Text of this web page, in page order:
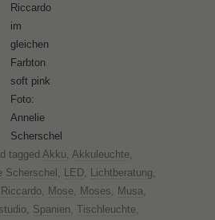
Riccardo
im
gleichen
Farbton
soft pink
Foto:
Annelie
Scherschel
tagged Akku Akkuleuchte
Scherschel
LED Lichtberatung
Mose Moses Musa
Spanien Tischleuchte